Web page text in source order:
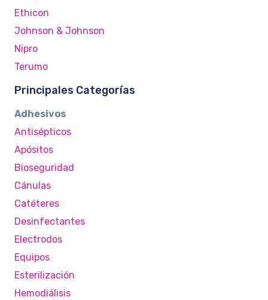
Ethicon
Johnson & Johnson
Nipro
Terumo
Principales Categorías
Adhesivos
Antisépticos
Apósitos
Bioseguridad
Cánulas
Catéteres
Desinfectantes
Electrodos
Equipos
Esterilización
Hemodiálisis